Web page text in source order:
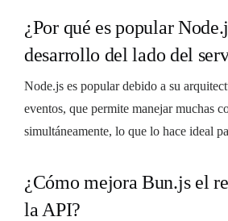
¿Por qué es popular
desarrollo del lado del
Node.js es popular debido a su
eventos, que permite manejar muchas
simultáneamente, lo que lo hace ideal
¿Cómo mejora Bun.js el
la API?